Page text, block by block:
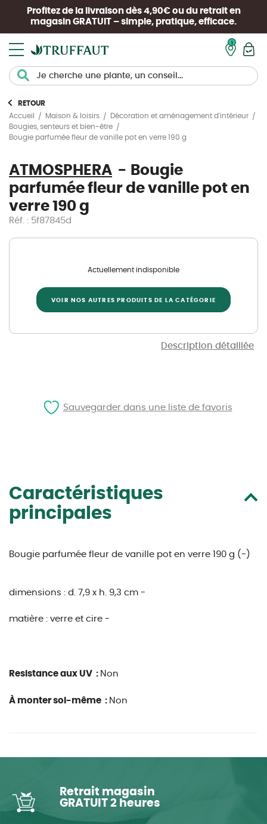
Profitez de la livraison dès 4,90€ ou du retrait en
magasin GRATUIT – simple, pratique, efficace.
RETOUR
Accueil
Maison & loisirs
Décoration et aménagement d'intérieur
Bougies, senteurs et bien-être
Bougie parfumée fleur de vanille pot en verre 190 g
ATMOSPHERA
Bougie
parfumée fleur de vanille pot en
verre 190 g
Réf. : 5f87845d
Description détaillée
Actuellement indisponible
VOIR NOS AUTRES PRODUITS DE LA CATÉGORIE
Caractéristiques
principales
Bougie parfumée fleur de vanille pot en verre 190 g (-)
dimensions : d. 7,9 x h. 9,3 cm -
matière : verre et cire -
Resistance aux UV : Non
À monter soi-même : Non
Sauvegarder dans une liste de favoris
Retrait magasin
GRATUIT 2 heures